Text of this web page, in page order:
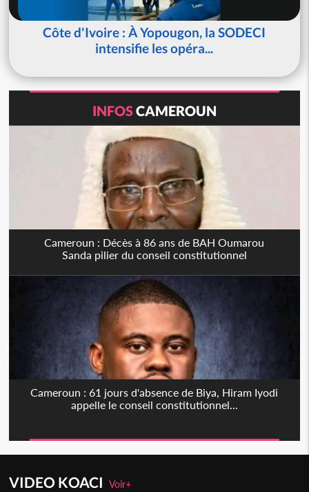
Côte d'Ivoire : À Yopougon, la SODECI
intensifie les opéra...
INFOSCAMEROUN
Cameroun : Décès à 86 ans de BAH Oumarou
Sanda pilier du conseil constitutionnel
Cameroun : 61 jours d'absence de Biya, Hiram Iyodi
appelle le conseil constitutionnel...
VIDEO KOACIVoir+